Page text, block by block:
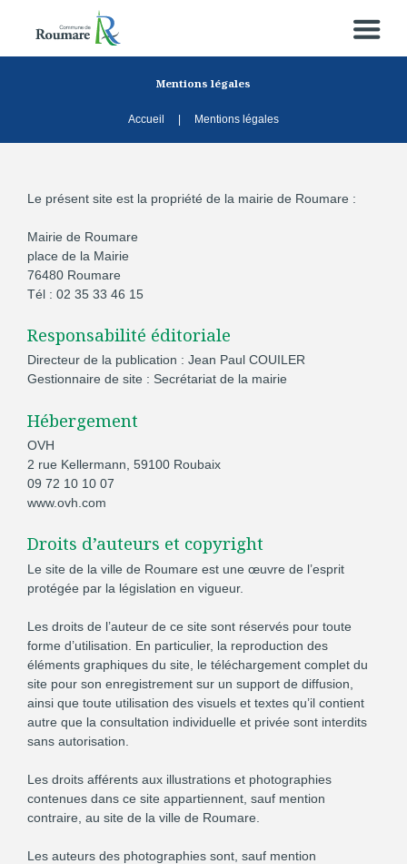
Mentions légales
Accueil Mentions légales
Le présent site est la propriété de la mairie de Roumare :
Mairie de Roumare
place de la Mairie
76480 Roumare
Tél : 02 35 33 46 15
Responsabilité éditoriale
Directeur de la publication : Jean Paul COUILER
Gestionnaire de site : Secrétariat de la mairie
Hébergement
OVH
2 rue Kellermann, 59100 Roubaix
09 72 10 10 07
www.ovh.com
Droits d’auteurs et copyright
Le site de la ville de Roumare est une œuvre de l’esprit
protégée par la législation en vigueur.
Les droits de l’auteur de ce site sont réservés pour toute
forme d’utilisation. En particulier, la reproduction des
éléments graphiques du site, le téléchargement complet du
site pour son enregistrement sur un support de diffusion,
ainsi que toute utilisation des visuels et textes qu’il contient
autre que la consultation individuelle et privée sont interdits
sans autorisation.
Les droits afférents aux illustrations et photographies
contenues dans ce site appartiennent, sauf mention
contraire, au site de la ville de Roumare.
Les auteurs des photographies sont, sauf mention